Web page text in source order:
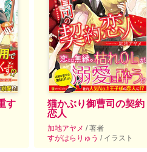
す
猫かぶり御曹司の契約
恋人
加地アヤメ / 著者
すがはらりゅう / イラスト